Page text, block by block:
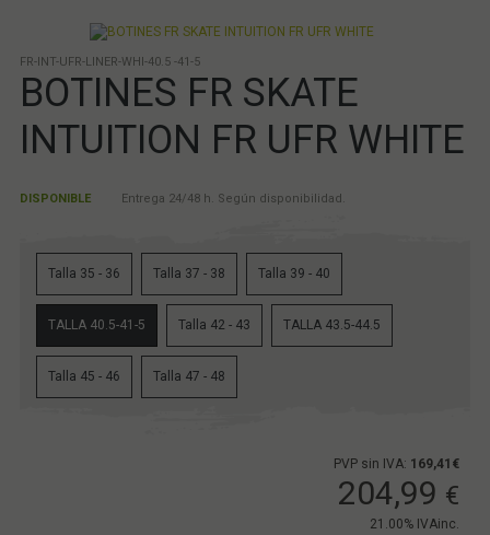
FR-INT-UFR-LINER-WHI-40.5 -41-5
BOTINES FR SKATE
INTUITION FR UFR WHITE
DISPONIBLE Entrega 24/48 h. Según disponibilidad.
Talla 35 - 36 Talla 37 - 38 Talla 39 - 40
TALLA 40.5-41-5 Talla 42 - 43 TALLA 43.5-44.5
Talla 45 - 46 Talla 47 - 48
PVP sin IVA: 169,41€
204,99 €
21.00% IVAinc.